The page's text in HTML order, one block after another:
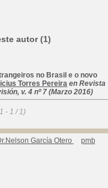
autor (1)
no Brasil e o novo
Torres Pereira en Revista
v. 4 nº 7 (Marzo 2016)
- 1 / 1)
García Otero pmb